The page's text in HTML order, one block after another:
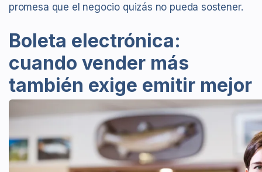
promesa que el negocio quizás no pueda sostener.
Boleta electrónica:
cuando vender más
también exige emitir mejor